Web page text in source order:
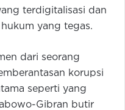
terdigitalisasi dan
yang tegas.
dari seorang
korupsi
seperti yang
Gibran butir